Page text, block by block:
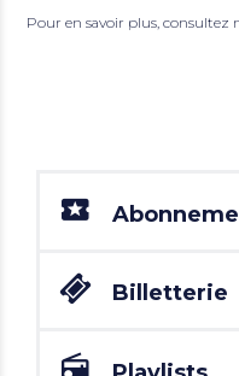
Pour en savoir plus, consultez
Billetterie